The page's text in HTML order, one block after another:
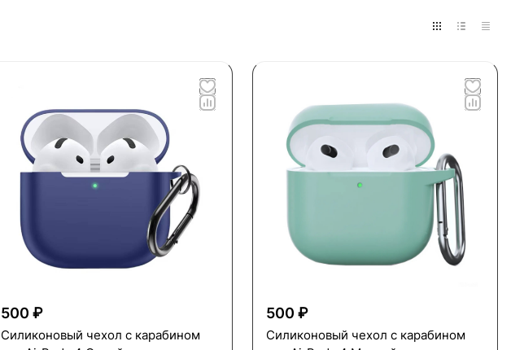
500 ₽
Силиконовый чехол c карабином
500 ₽
Силиконовый чехол c карабином